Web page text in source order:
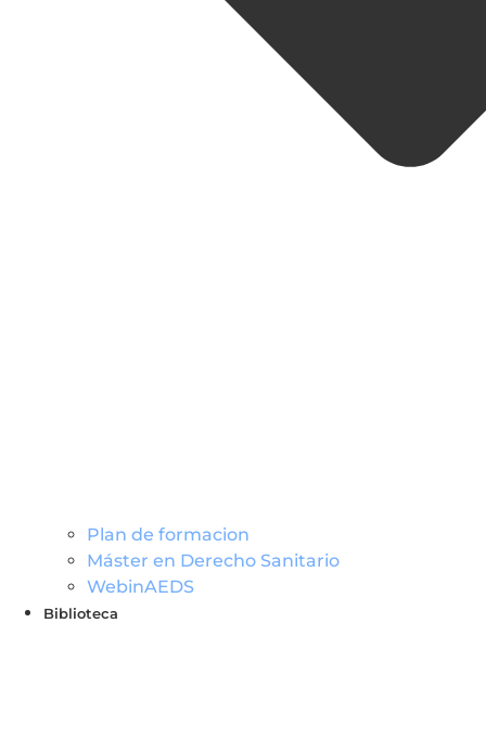
Plan de formacion
Máster en Derecho Sanitario
WebinAEDS
Biblioteca